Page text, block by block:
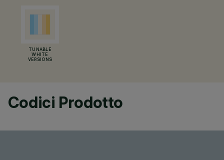
TUNABLE
WHITE
VERSIONS
Codici Prodotto